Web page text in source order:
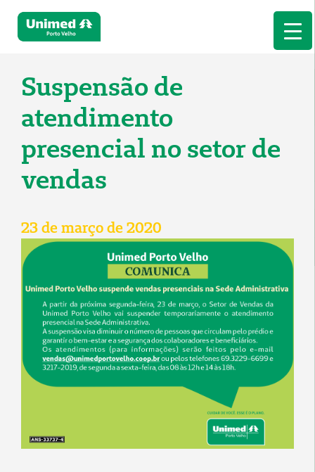
Suspensão de
atendimento
presencial no setor de
vendas
23 de março de 2020